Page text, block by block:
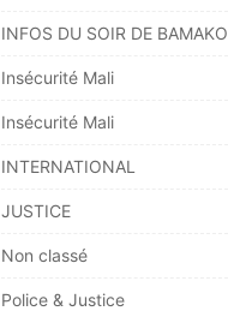
INFOS DU SOIR DE BAMAKO
Insécurité Mali
Insécurité Mali
INTERNATIONAL
JUSTICE
Non classé
Police & Justice